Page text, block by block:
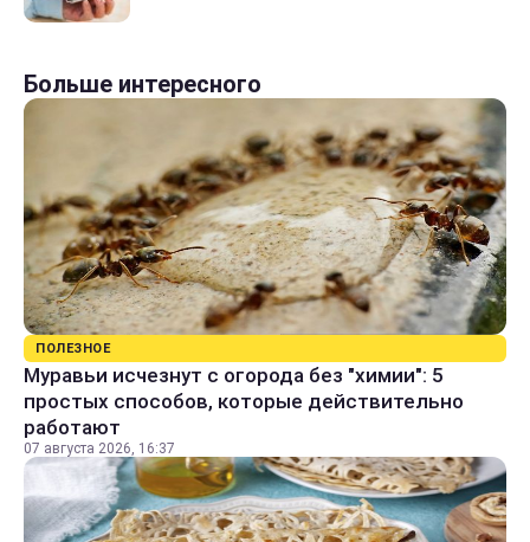
Больше интересного
ПОЛЕЗНОЕ
Муравьи исчезнут с огорода без "химии": 5
простых способов, которые действительно
работают
07 августа 2026, 16:37